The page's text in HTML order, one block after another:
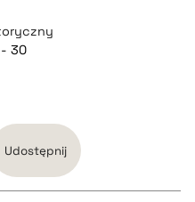
- 30
Udostępnij